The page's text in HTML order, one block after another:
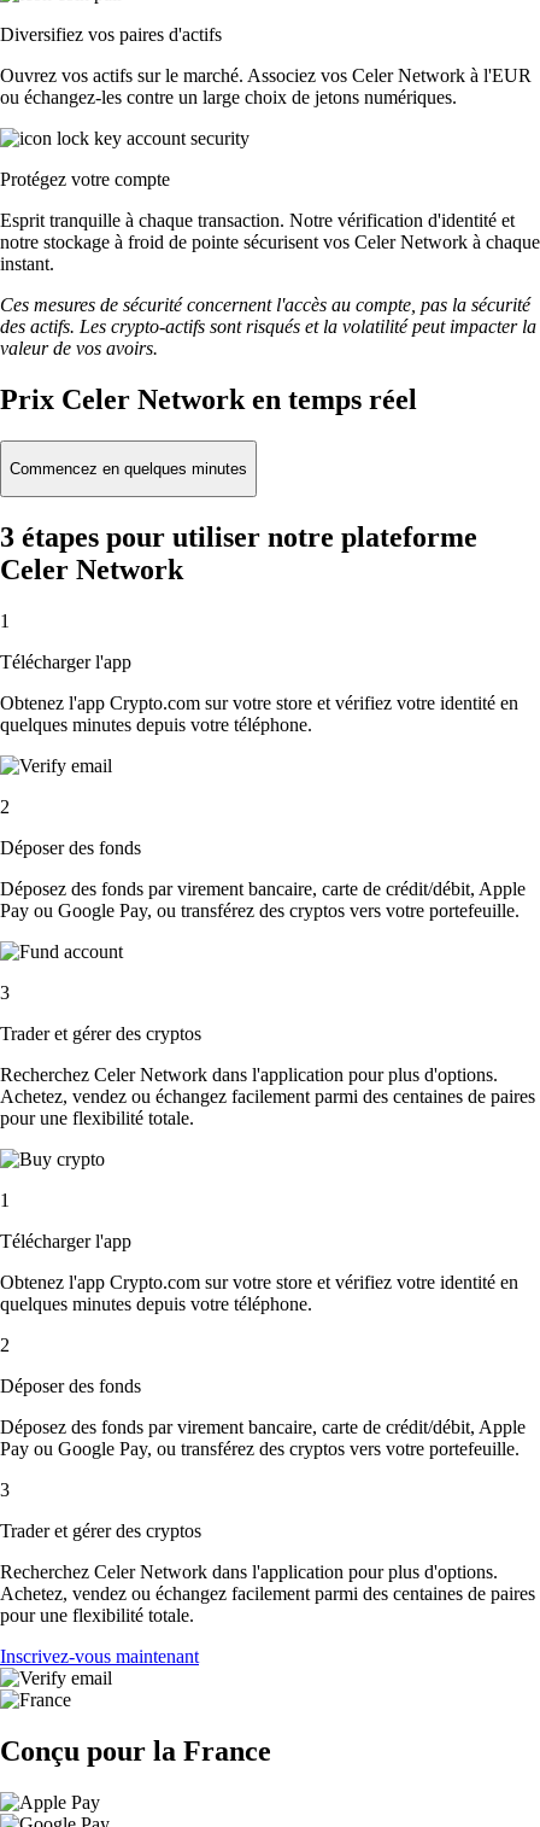
Diversifiez vos paires d'actifs
Ouvrez vos actifs sur le marché. Associez vos Celer Network à l'EUR
ou échangez-les contre un large choix de jetons numériques.
Protégez votre compte
Esprit tranquille à chaque transaction. Notre vérification d'identité et
notre stockage à froid de pointe sécurisent vos Celer Network à chaque
instant.
Ces mesures de sécurité concernent l'accès au compte, pas la sécurité
des actifs. Les crypto-actifs sont risqués et la volatilité peut impacter la
valeur de vos avoirs.
Prix Celer Network en temps réel
Commencez en quelques minutes
3 étapes pour utiliser notre plateforme
Celer Network
1
Télécharger l'app
Obtenez l'app Crypto.com sur votre store et vérifiez votre identité en
quelques minutes depuis votre téléphone.
2
Déposer des fonds
Déposez des fonds par virement bancaire, carte de crédit/débit, Apple
Pay ou Google Pay, ou transférez des cryptos vers votre portefeuille.
3
Trader et gérer des cryptos
Recherchez Celer Network dans l'application pour plus d'options.
Achetez, vendez ou échangez facilement parmi des centaines de paires
pour une flexibilité totale.
1
Télécharger l'app
Obtenez l'app Crypto.com sur votre store et vérifiez votre identité en
quelques minutes depuis votre téléphone.
2
Déposer des fonds
Déposez des fonds par virement bancaire, carte de crédit/débit, Apple
Pay ou Google Pay, ou transférez des cryptos vers votre portefeuille.
3
Trader et gérer des cryptos
Recherchez Celer Network dans l'application pour plus d'options.
Achetez, vendez ou échangez facilement parmi des centaines de paires
pour une flexibilité totale.
Inscrivez-vous maintenant
Conçu pour la France